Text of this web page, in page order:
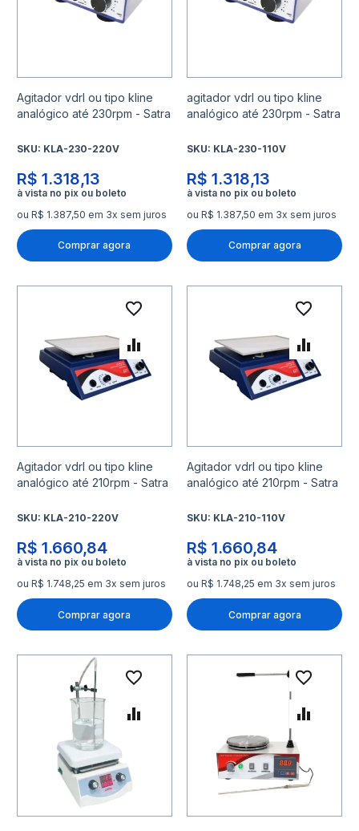
Agitador vdrl ou tipo kline
analógico até 230rpm - Satra
SKU: KLA-230-220V
R$ 1.318,13
ou R$ 1.387,50 em 3x sem juros
Comprar agora
agitador vdrl ou tipo kline
analógico até 230rpm - Satra
SKU: KLA-230-110V
R$ 1.318,13
ou R$ 1.387,50 em 3x sem juros
Comprar agora
Agitador vdrl ou tipo kline
analógico até 210rpm - Satra
SKU: KLA-210-220V
R$ 1.660,84
ou R$ 1.748,25 em 3x sem juros
Comprar agora
Adicionar à lista de
Adicionar para Comparar
Agitador vdrl ou tipo kline
analógico até 210rpm - Satra
SKU: KLA-210-110V
R$ 1.660,84
ou R$ 1.748,25 em 3x sem juros
Comprar agora
Adicionar à lista de
Adicionar para Comparar